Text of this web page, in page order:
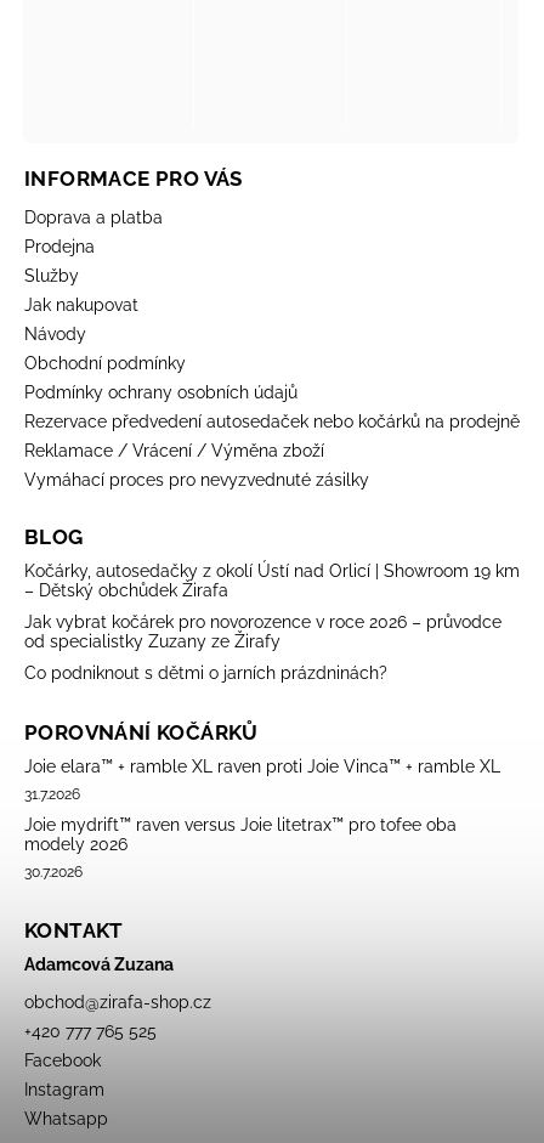
INFORMACE PRO VÁS
Doprava a platba
Prodejna
Služby
Jak nakupovat
Návody
Obchodní podmínky
Podmínky ochrany osobních údajů
Rezervace předvedení autosedaček nebo kočárků na prodejně
Reklamace / Vrácení / Výměna zboží
Vymáhací proces pro nevyzvednuté zásilky
BLOG
Kočárky, autosedačky z okolí Ústí nad Orlicí | Showroom 19 km
– Dětský obchůdek Žirafa
Jak vybrat kočárek pro novorozence v roce 2026 – průvodce
od specialistky Zuzany ze Žirafy
Co podniknout s dětmi o jarních prázdninách?
POROVNÁNÍ KOČÁRKŮ
Joie elara™ + ramble XL raven proti Joie Vinca™ + ramble XL
31.7.2026
Joie mydrift™ raven versus Joie litetrax™ pro tofee oba
modely 2026
30.7.2026
KONTAKT
Adamcová Zuzana
obchod@zirafa-shop.cz
+420 777 765 525
Facebook
Instagram
Whatsapp